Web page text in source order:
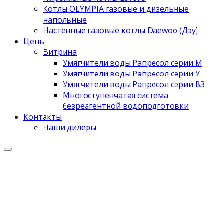
Котлы OLYMPIA газовые и дизельные
напольные
Настенные газовые котлы Daewoo (Дэу)
Цены
Витрина
Умягчители воды Рапресол серии М
Умягчители воды Рапресол серии У
Умягчители воды Рапресол серии ВЗ
Многоступенчатая система
безреагентной водоподготовки
Контакты
Наши дилеры